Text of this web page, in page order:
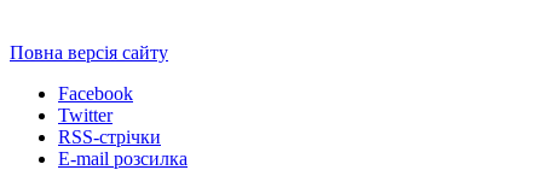
Повна версія сайту
Facebook
Twitter
RSS-стрічки
E-mail розсилка